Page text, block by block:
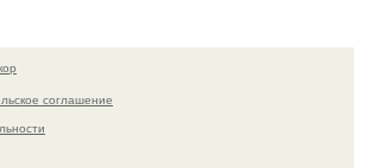
соглашение